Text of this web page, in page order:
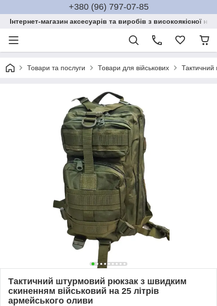
+380 (96) 797-07-85
Інтернет-магазин аксесуарів та виробів з високоякісної
Товари та послуги Товари для військових Тактичний
Тактичний штурмовий рюкзак з швидким
скиненням військовий на 25 літрів
армейського оливи